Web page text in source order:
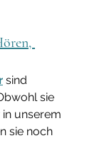
sind
sie
unserem
sie noch